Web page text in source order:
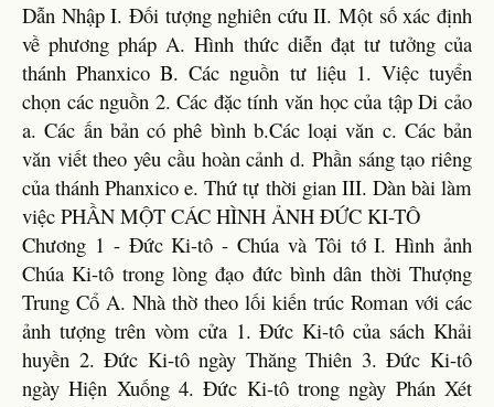
Dẫn Nhập I. Đối tượng nghiên cứu II. Một số xác định
về phương pháp A. Hình thức diễn đạt tư tưởng của
thánh Phanxico B. Các nguồn tư liệu 1. Việc tuyển
chọn các nguồn 2. Các đặc tính văn học của tập Di cảo
a. Các ấn bản có phê bình b.Các loại văn c. Các bản
văn viết theo yêu cầu hoàn cảnh d. Phần sáng tạo riêng
của thánh Phanxico e. Thứ tự thời gian III. Dàn bài làm
việc PHẦN MỘT CÁC HÌNH ẢNH ĐỨC KI-TÔ
Chương 1 - Đức Ki-tô - Chúa và Tôi tớ I. Hình ảnh
Chúa Ki-tô trong lòng đạo đức bình dân thời Thượng
Trung Cổ A. Nhà thờ theo lối kiến trúc Roman với các
ảnh tượng trên vòm cửa 1. Đức Ki-tô của sách Khải
huyền 2. Đức Ki-tô ngày Thăng Thiên 3. Đức Ki-tô
ngày Hiện Xuống 4. Đức Ki-tô trong ngày Phán Xét